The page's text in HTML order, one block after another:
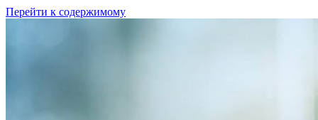
Перейти к содержимому